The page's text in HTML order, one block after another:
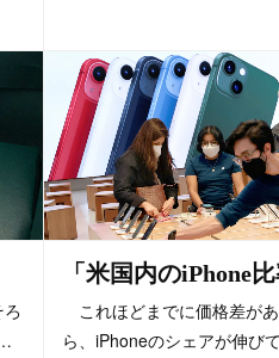
「米国内のiPhone
これほどまでに価格差が
ら、iPhoneのシェアが伸び